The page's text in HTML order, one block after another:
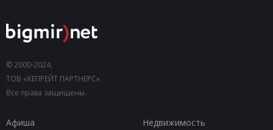
© 2000-2024,
ТОВ «КЕПРЕЙТ ПАРТНЕРС».
Все права защищены.
Афиша
Недвижимость